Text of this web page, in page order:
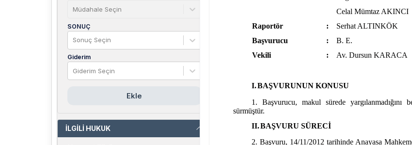
Müdahale Seçin
SONUÇ
Sonuç Seçin
Giderim
Giderim Seçin
Ekle
İLGİLİ HUKUK